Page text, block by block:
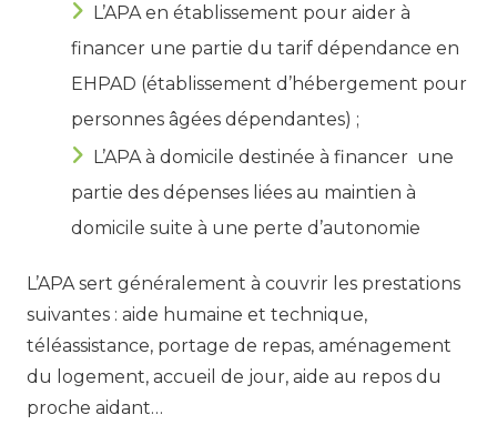
L’APA en établissement pour aider à
financer une partie du tarif dépendance en
EHPAD (établissement d’hébergement pour
personnes âgées dépendantes) ;
L’APA à domicile destinée à financer une
partie des dépenses liées au maintien à
domicile suite à une perte d’autonomie
L’APA sert généralement à couvrir les prestations
suivantes : aide humaine et technique,
téléassistance, portage de repas, aménagement
du logement, accueil de jour, aide au repos du
proche aidant…